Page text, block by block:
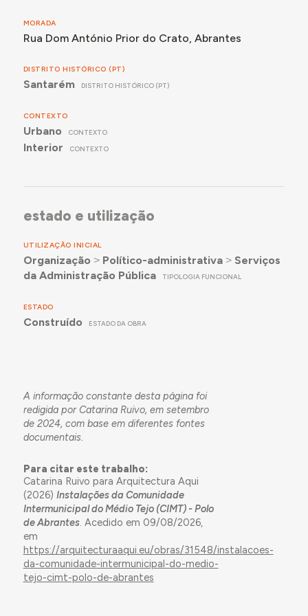
MORADA
Rua Dom António Prior do Crato, Abrantes
DISTRITO HISTÓRICO (PT)
Santarém DISTRITO HISTÓRICO (PT)
CONTEXTO
Urbano CONTEXTO
Interior CONTEXTO
estado e utilização
UTILIZAÇÃO INICIAL
Organização ˃ Político-administrativa˃ Serviços
da Administração Pública
TIPOLOGIA FUNCIONAL
ESTADO
Construído ESTADO DA OBRA
A informação constante desta página foi
redigida por Catarina Ruivo, em setembro
de 2024, com base em diferentes fontes
documentais.
Para citar este trabalho:
Catarina Ruivo para Arquitectura Aqui
(2026) Instalações da Comunidade
Intermunicipal do Médio Tejo (CIMT) - Polo
de Abrantes. Acedido em 09/08/2026,
em
https://arquitecturaaqui.eu/obras/31548/instalacoes-
da-comunidade-intermunicipal-do-medio-
tejo-cimt-polo-de-abrantes